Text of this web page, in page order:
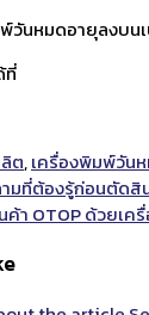
วันหมดอายุลงบน
ที่
ต,เครื่องพิมพ์วัน
มที่ต้องรู้ก่อนตัดสิ
ค้า OTOP ด้วยเค